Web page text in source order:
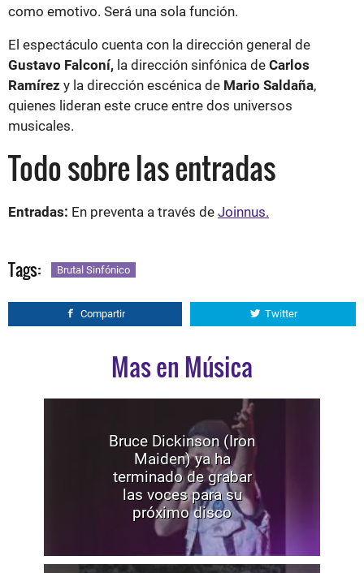
como emotivo. Será una sola función.
El espectáculo cuenta con la dirección general de
Gustavo Falconí, la dirección sinfónica de Carlos
Ramírez y la dirección escénica de Mario Saldaña,
quienes lideran este cruce entre dos universos
musicales.
Todo sobre las entradas
Entradas: En preventa a través de Joinnus.
Tags: Brutal Sinfónico
Compartir Twitter
Mas en Música
Bruce Dickinson (Iron
Maiden) ya ha
terminado de grabar
las voces para su
próximo disco